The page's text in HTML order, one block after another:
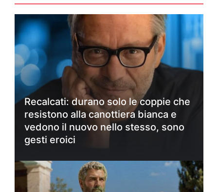
Recalcati: durano solo le coppie che
resistono alla canottiera bianca e
vedono il nuovo nello stesso, sono
gesti eroici